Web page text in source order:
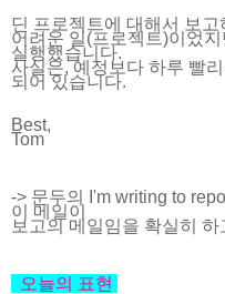
딘 프로젝트에 대해서 보
어려운 일(프로젝트)이었
실행했습니다.
사실은, 예정보다 하루 빨
되어 있습니다.
Best,
Tom
-> 문두의 I'm writing to
이 메일이
보고의 메일임을 확실히 하
오늘의 표현